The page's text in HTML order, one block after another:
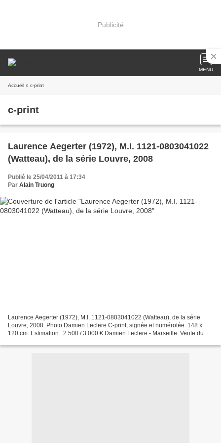
Publicité
MENU
Accueil » c-print
c-print
Laurence Aegerter (1972), M.I. 1121-0803041022
(Watteau), de la série Louvre, 2008
Publié le 25/04/2011 à 17:34
Par Alain Truong
Laurence Aegerter (1972), M.I. 1121-0803041022 (Watteau), de la série
Louvre, 2008. Photo Damien Leclere C-print, signée et numérotée. 148 x
120 cm. Estimation : 2 500 / 3 000 € Damien Leclere - Marseille. Vente du